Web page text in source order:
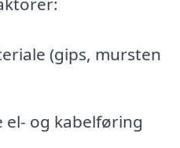
(gips, mursten
og kabelføring